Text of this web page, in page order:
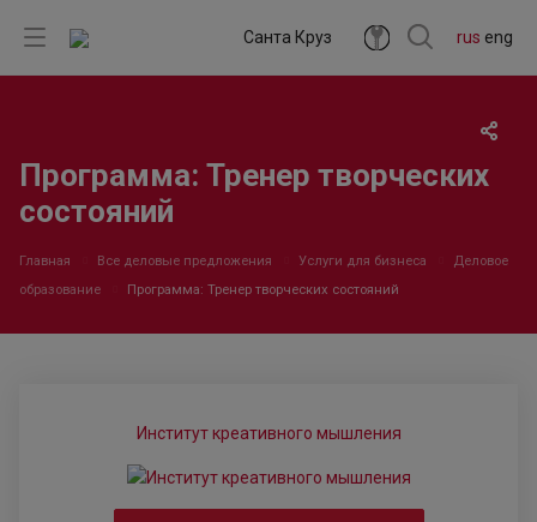
rus eng
Санта Круз
Программа: Тренер творческих
состояний
Главная Все деловые предложения Услуги для бизнеса
Деловое
образование
Программа: Тренер творческих состояний
Институт креативного мышления